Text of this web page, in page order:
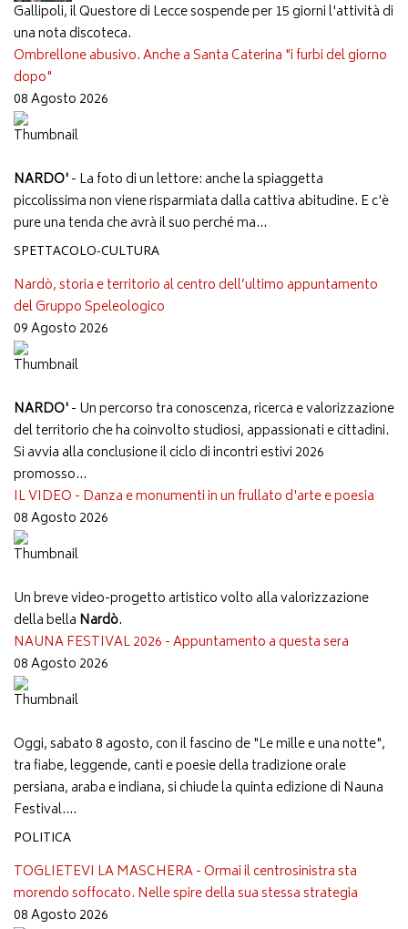
Gallipoli, il Questore di Lecce sospende per 15 giorni l'attività di
una nota discoteca.
Ombrellone abusivo. Anche a Santa Caterina "i furbi del giorno
dopo"
08 Agosto 2026
NARDO'- La foto di un lettore: anche la spiaggetta
piccolissima non viene risparmiata dalla cattiva abitudine. E c'è
pure una tenda che avrà il suo perché ma...
SPETTACOLO-CULTURA
Nardò, storia e territorio al centro dell’ultimo appuntamento
del Gruppo Speleologico
09 Agosto 2026
NARDO'- Un percorso tra conoscenza, ricerca e valorizzazione
del territorio che ha coinvolto studiosi, appassionati e cittadini.
Si avvia alla conclusione il ciclo di incontri estivi 2026
promosso...
IL VIDEO - Danza e monumenti in un frullato d'arte e poesia
08 Agosto 2026
Un breve video-progetto artistico volto alla valorizzazione
della bella Nardò.
NAUNA FESTIVAL 2026 - Appuntamento a questa sera
08 Agosto 2026
Oggi, sabato 8 agosto, con il fascino de "Le mille e una notte",
tra fiabe, leggende, canti e poesie della tradizione orale
persiana, araba e indiana, si chiude la quinta edizione di Nauna
Festival....
POLITICA
TOGLIETEVI LA MASCHERA - Ormai il centrosinistra sta
morendo soffocato. Nelle spire della sua stessa strategia
08 Agosto 2026